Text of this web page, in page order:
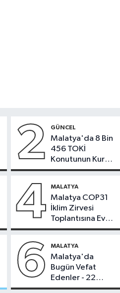
2 GÜNCEL
Malatya'da 8 Bin
456 TOKİ
Konutunun Kurası
Bugün Çekiliyor
4 MALATYA
Malatya COP31
İklim Zirvesi
Toplantısına Ev
Sahipliği Yaptı
6 MALATYA
Malatya'da
Bugün Vefat
Edenler - 22
Temmuz 2026